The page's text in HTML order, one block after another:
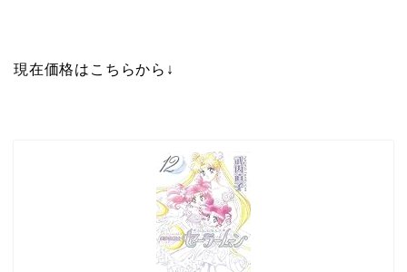
現在価格はこちらから↓